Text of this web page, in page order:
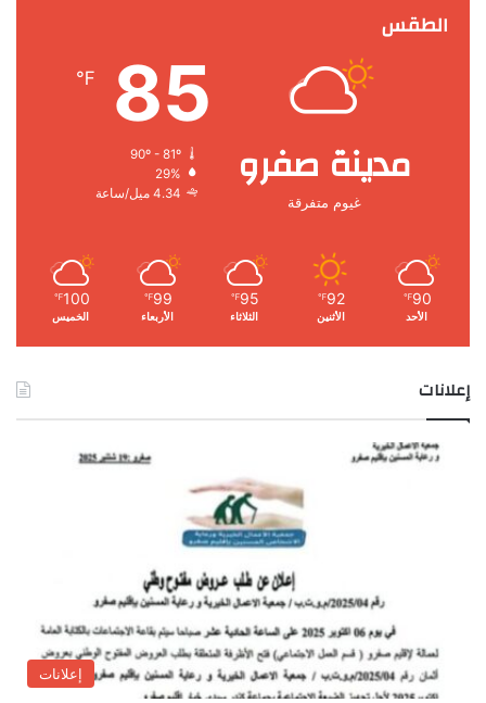
الطقس
مدينة صفرو
غيوم متفرقة
85
℉
90º - 81º
29%
4.34 ميل/ساعة
90
℉
الأحد
92
℉
الأثنين
95
℉
الثلاثاء
99
℉
الأربعاء
100
℉
الخميس
إعلانات
إعلانات